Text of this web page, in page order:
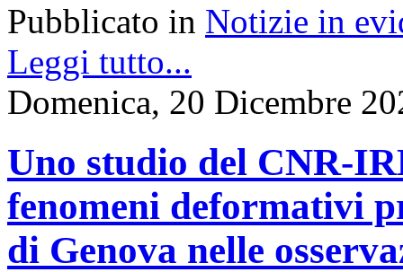
Pubblicato in Notizie in
Leggi tutto...
Domenica, 20 Dicembre
Uno studio del CNR-
fenomeni deformativi
di Genova nelle